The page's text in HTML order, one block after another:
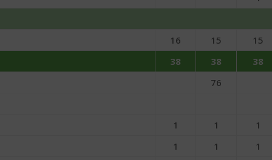
16 15
15
38
38
38
76
1 1
1
1
1
1